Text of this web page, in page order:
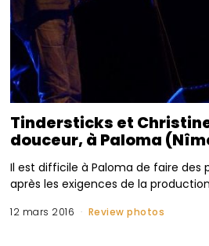
Tindersticks et
douceur, à Paloma
Il est difficile à Paloma de faire des
après les exigences de la production
12 mars 2016 Review photos